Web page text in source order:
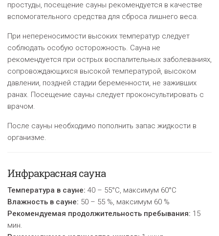
простуды, посещение сауны рекомендуется в качестве
вспомогательного средства для сброса лишнего веса.
При непереносимости высоких температур следует
соблюдать особую осторожность. Сауна не
рекомендуется при острых воспалительных заболеваниях,
сопровождающихся высокой температурой, высоком
давлении, поздней стадии беременности, не заживших
ранах. Посещение сауны следует проконсультировать с
врачом.
После сауны необходимо пополнить запас жидкости в
организме.
Инфракрасная сауна
Температура в сауне: 40 – 55°C, максимум 60°C
Влажность в сауне: 50 – 55 %, максимум 60 %
Рекомендуемая продолжительность пребывания: 15
мин.